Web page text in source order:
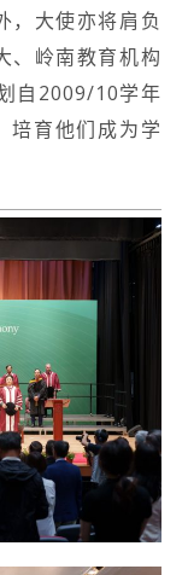
，大使亦将肩负
、岭南教育机构
自2009/10学年
培育他们成为学